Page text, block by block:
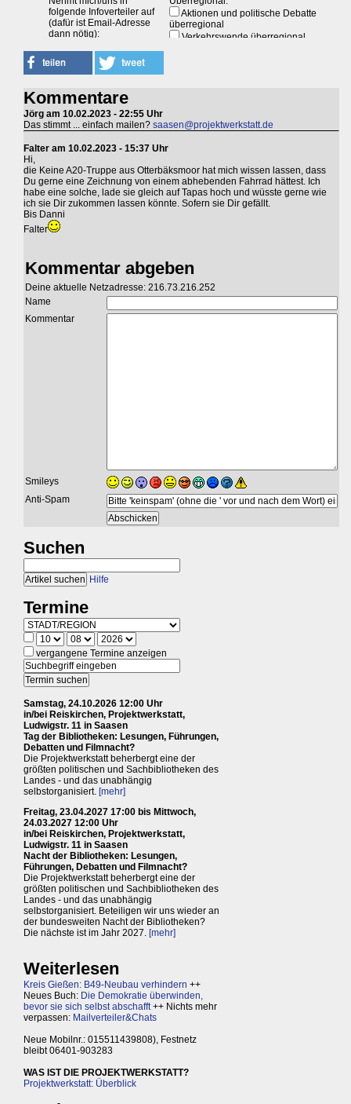
Kommentare
Jörg am 10.02.2023 - 22:55 Uhr
Das stimmt ... einfach mailen? saasen@projektwerkstatt.de
Falter am 10.02.2023 - 15:37 Uhr
Hi,
die Keine A20-Truppe aus Otterbäksmoor hat mich wissen lassen, dass
Du gerne eine Zeichnung von einem abhebenden Fahrrad hättest. Ich
habe eine solche, lade sie gleich auf Tapas hoch und wüsste gerne wie
ich sie Dir zukommen lassen könnte. Sofern sie Dir gefällt.
Bis Danni
Falter
Kommentar abgeben
Deine aktuelle Netzadresse: 216.73.216.252
Name
Kommentar
Smileys
Anti-Spam
Suchen
Hilfe
Termine
vergangene Termine anzeigen
Samstag, 24.10.2026 12:00 Uhr
in/bei Reiskirchen, Projektwerkstatt,
Ludwigstr. 11 in Saasen
Tag der Bibliotheken: Lesungen, Führungen,
Debatten und Filmnacht?
Die Projektwerkstatt beherbergt eine der
größten politischen und Sachbibliotheken des
Landes - und das unabhängig
selbstorganisiert. [mehr]
Freitag, 23.04.2027 17:00 bis Mittwoch,
24.03.2027 12:00 Uhr
in/bei Reiskirchen, Projektwerkstatt,
Ludwigstr. 11 in Saasen
Nacht der Bibliotheken: Lesungen,
Führungen, Debatten und Filmnacht?
Die Projektwerkstatt beherbergt eine der
größten politischen und Sachbibliotheken des
Landes - und das unabhängig
selbstorganisiert. Beteiligen wir uns wieder an
der bundesweiten Nacht der Bibliotheken?
Die nächste ist im Jahr 2027. [mehr]
Weiterlesen
Kreis Gießen: B49-Neubau verhindern ++
Neues Buch: Die Demokratie überwinden,
bevor sie sich selbst abschafft++ Nichts mehr
verpassen: Mailverteiler&Chats
Neue Mobilnr.: 015511439808), Festnetz
bleibt 06401-903283
WAS IST DIE PROJEKTWERKSTATT?
Projektwerkstatt: Überblick